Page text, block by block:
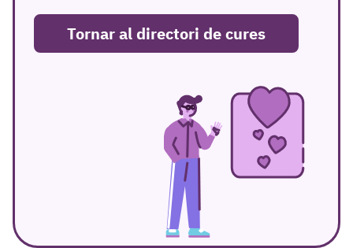
Tornar al directori de cures